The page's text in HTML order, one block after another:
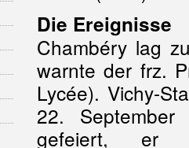
Die Ereignisse
Chambéry lag
warnte der frz.
Lycée). Vichy-
22.
gefeiert, er